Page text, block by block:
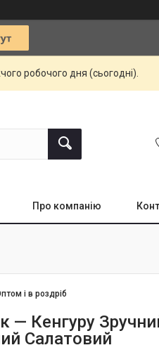
робочого дня (сьогодні).
Про компанію
і в роздріб
— Кенгуру
Салатовий